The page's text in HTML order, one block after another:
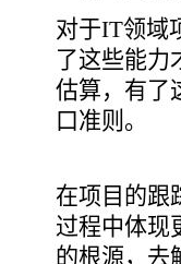
对于IT领域
了这些能力
估算，有了
口准则。
在项目的跟
过程中体现
的根源，去